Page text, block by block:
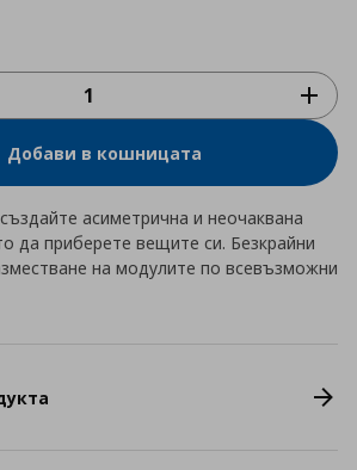
Добави в кошницата
асиметрична и неочаквана
да приберете вещите си. Безкрайни
на модулите по всевъзможни